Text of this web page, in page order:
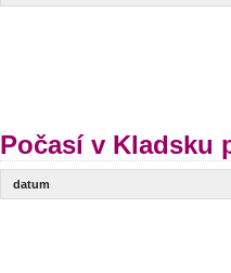
Počasí v Kladsku
datum